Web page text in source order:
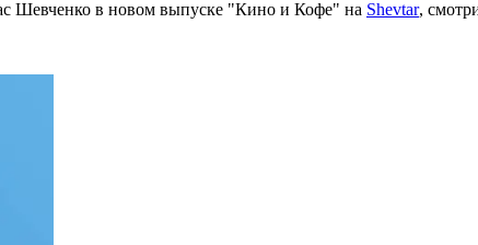
Шевченко в новом выпуске "Кино и Кофе" на Shevtar,